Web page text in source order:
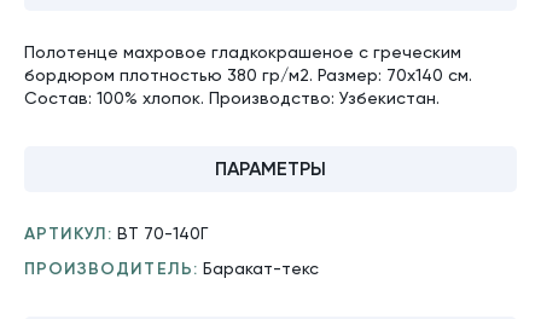
Полотенце махровое гладкокрашеное с греческим
бордюром плотностью 380 гр/м2. Размер: 70х140 см.
Состав: 100% хлопок. Производство: Узбекистан.
ПАРАМЕТРЫ
АРТИКУЛ: ВТ 70-140Г
ПРОИЗВОДИТЕЛЬ: Баракат-текс